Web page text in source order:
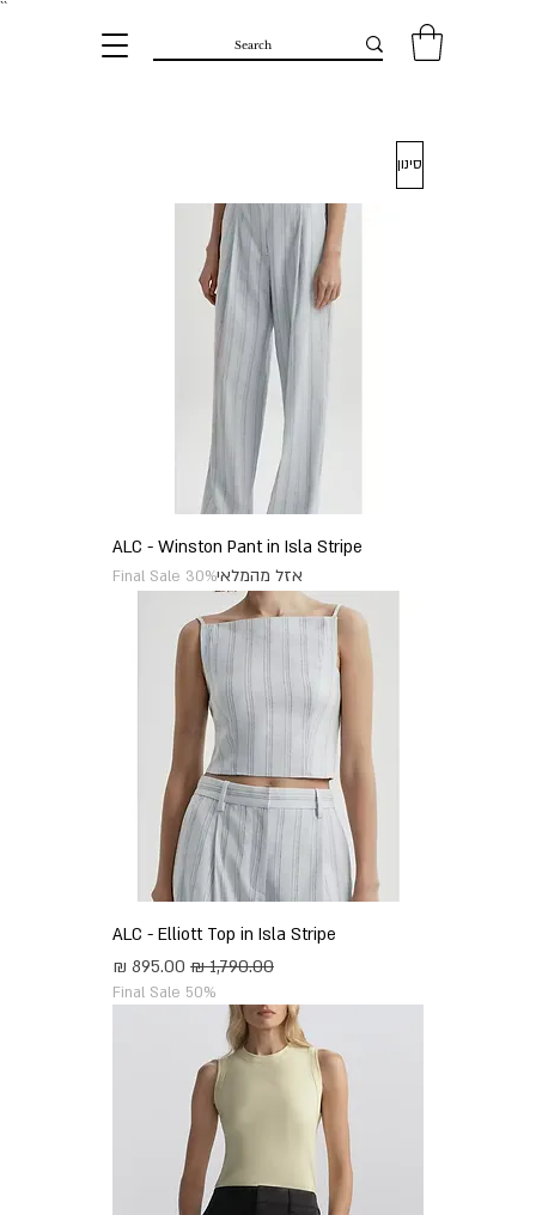
``​
סינון
ALC - Winston Pant in Isla Stripe
אזל מהמלאיFinal Sale 30%
ALC - Elliott Top in Isla Stripe
מחיר רגיל
מחיר מבצע
Final Sale 50%